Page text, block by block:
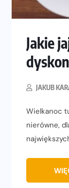
Jakie
JAKUB
Wielkanoc
nierówne,